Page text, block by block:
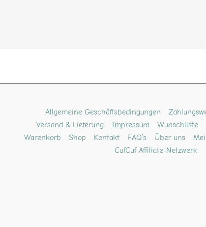
Allgemeine Geschäftsbedingungen
Versand & Lieferung
Impressum Wunschliste
Warenkorb
Shop Kontakt FAQ’s Über uns
CufCuf Affiliate-Netzwerk